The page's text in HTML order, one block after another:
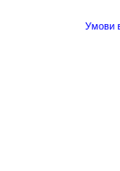
Умови